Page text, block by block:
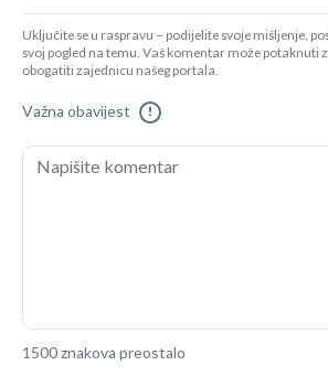
Uključite se u raspravu – podijelite svoje mišljenje,
svoj pogled na temu. Vaš komentar može potaknuti
obogatiti zajednicu našeg portala.
Važna obavijest !
1500 znakova preostalo